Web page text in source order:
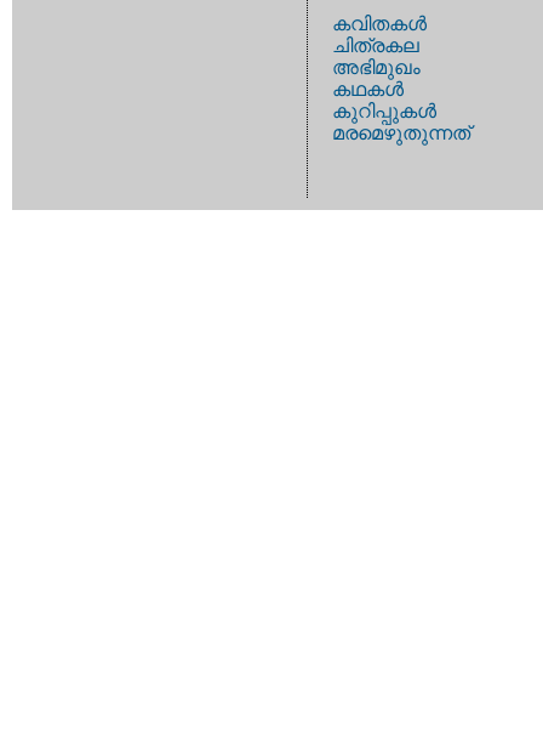
കവിതകള്‍
ചിത്രകല
അഭിമുഖം
കഥകള്‍
കുറിപ്പുകള്‍
മരമെഴുതുന്നത്